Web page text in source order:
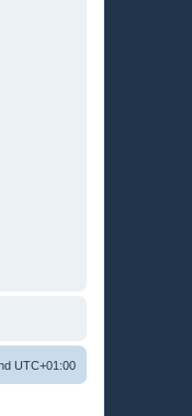
UTC+01:00